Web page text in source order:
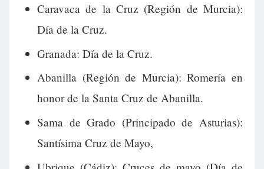
Caravaca de la Cruz (Región de Murcia):
Día de la Cruz.
Granada: Día de la Cruz.
Abanilla (Región de Murcia): Romería en
honor de la Santa Cruz de Abanilla.
Sama de Grado (Principado de Asturias):
Santísima Cruz de Mayo,